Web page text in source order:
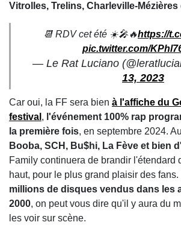
Vitrolles, Trelins, Charleville-Mézières
📆 RDV cet été ☀️🎤🔥https://
pic.twitter.com/
— Le Rat Luciano
13, 2023
Car oui, la FF sera bien à l'affiche du
festival , l'événement 100% rap
la première fois, en septembre 2024.
Booba, SCH, Bu$hi, La Fève et bien
Family continuera de brandir l'étendard
haut, pour le plus grand plaisir des fans.
millions de disques vendus dans les
2000, on peut vous dire qu'il y aura du
les voir sur scène.